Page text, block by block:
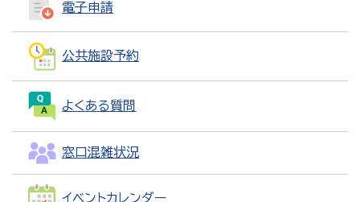
電子申請
公共施設予約
よくある質問
窓口混雑状況
イベントカレンダー